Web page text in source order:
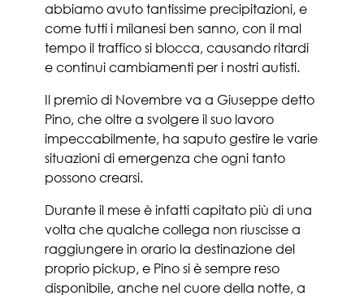
abbiamo avuto tantissime precipitazioni, e
come tutti i milanesi ben sanno, con il mal
tempo il traffico si blocca, causando ritardi
e continui cambiamenti per i nostri autisti.
Il premio di Novembre va a Giuseppe detto
Pino, che oltre a svolgere il suo lavoro
impeccabilmente, ha saputo gestire le varie
situazioni di emergenza che ogni tanto
possono crearsi.
Durante il mese è infatti capitato più di una
volta che qualche collega non riuscisse a
raggiungere in orario la destinazione del
proprio pickup, e Pino si è sempre reso
disponibile, anche nel cuore della notte, a